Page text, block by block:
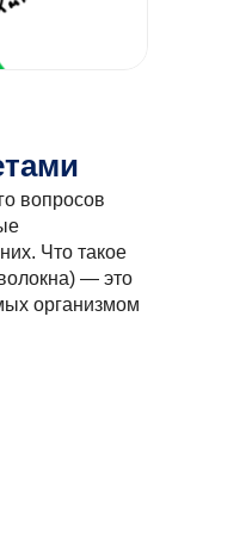
вопросов
Что такое
— это
организмом